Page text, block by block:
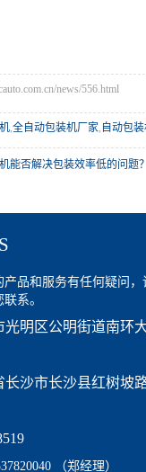
news/556.html
,全自动包装机厂家, 自动包
能否解决包装效率低的问题？
品和服务有任何疑问
系。
光明区公明街道南环
长沙市长沙县红树坡
（郑经理）